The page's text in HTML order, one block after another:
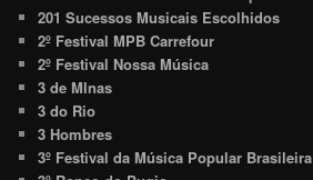
201 Sucessos Musicais Escolhidos
2º Festival MPB Carrefour
2º Festival Nossa Música
3 de MInas
3 do Rio
3 Hombres
3º Festival da Música Popular Brasileira